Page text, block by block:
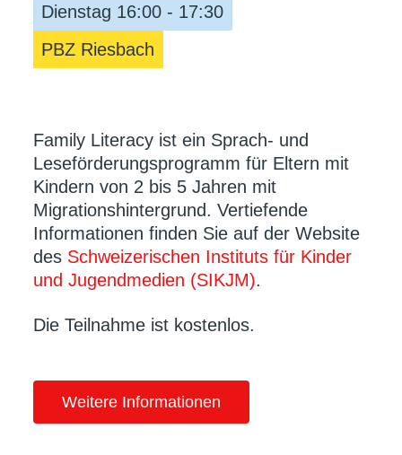
Dienstag 16:00 - 17:30
PBZ Riesbach
Family Literacy ist ein Sprach- und
Leseförderungsprogramm für Eltern mit
Kindern von 2 bis 5 Jahren mit
Migrationshintergrund. Vertiefende
Informationen finden Sie auf der Website
des Schweizerischen Instituts für Kinder
und Jugendmedien (SIKJM).
Die Teilnahme ist kostenlos.
Weitere Informationen